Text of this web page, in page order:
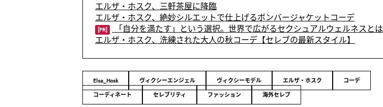
エルザ・ホスク、三軒茶屋に降臨
エルザ・ホスク、絶妙シルエットで仕上げるボンバージャケットコーデ
[PR]
「自分を満たす」という選択。世界で広がるセクシュアルウェルネスとは
エルザ・ホスク、洗練された大人の秋コーデ【セレブの最新スタイル】
Elsa_Hosk ヴィクシーエンジェル ヴィクシーモデル エルザ・ホスク
コーデ
コーディネート
セレブリティ ファッション 海外セレブ